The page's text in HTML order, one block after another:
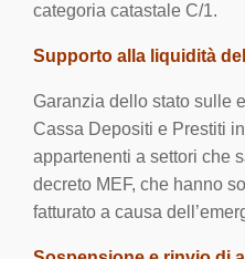
categoria catastale C/1.
Supporto alla liquidità
Garanzia dello stato sulle
Cassa Depositi e Prestiti
appartenenti a settori che
decreto MEF, che hanno
fatturato a causa